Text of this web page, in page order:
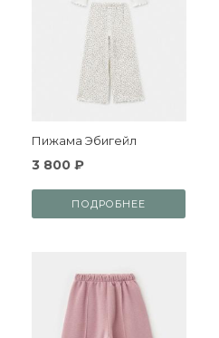
Пижама Эбигейл
3 800 ₽
ПОДРОБНЕЕ